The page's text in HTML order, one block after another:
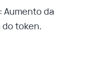
: Aumento da
do token.